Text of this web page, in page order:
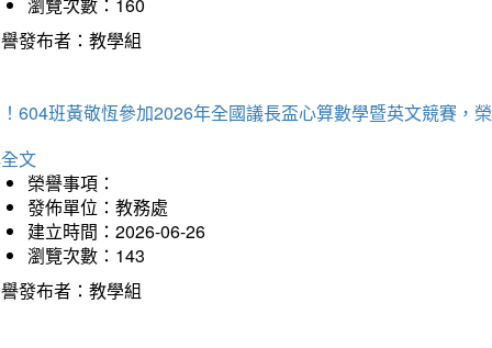
發布者：教學組
604班黃敬恆參加2026年全國議長盃心算數學暨英文競賽，
文
榮譽事項：
發佈單位：教務處
建立時間：2026-06-26
瀏覽次數：143
發布者：教學組